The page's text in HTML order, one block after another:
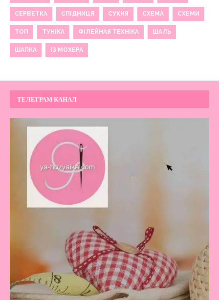
СЕРВЕТКА СПІДНИЦЯ СУКНЯ СХЕМА СХЕМИ
ТОП ТУНІКА ФІЛЕЙНАЯ ТЕХНІКА ШАЛЬ
ШАПКА ІЗ МОХЕРА
ТЕЛЕГРАМ КАНАЛ